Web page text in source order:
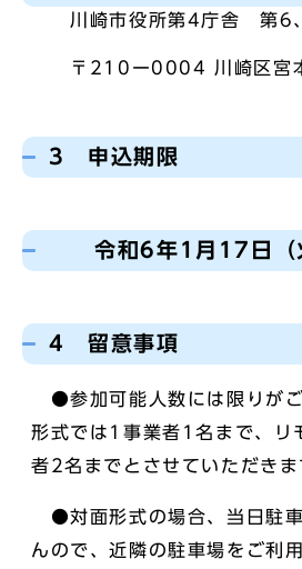
川崎市役所第4庁舎 第6
〒210ー0004 川崎区宮
3 申込期限
令和6年1月17日（
4 留意事項
●参加可能人数には限りが
形式では1事業者1名まで、リ
者2名までとさせていただきま
●対面形式の場合、当日駐車
んので、近隣の駐車場をご利